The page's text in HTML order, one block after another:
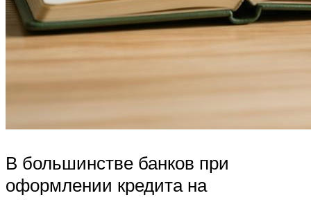
В большинстве банков при
оформлении кредита на